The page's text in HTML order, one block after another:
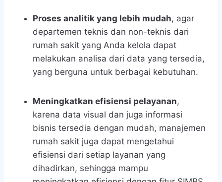
Proses analitik yang lebih mudah, agar
departemen teknis dan non-teknis dari
rumah sakit yang Anda kelola dapat
melakukan analisa dari data yang tersedia,
yang berguna untuk berbagai kebutuhan.
Meningkatkan efisiensi pelayanan,
karena data visual dan juga informasi
bisnis tersedia dengan mudah, manajemen
rumah sakit juga dapat mengetahui
efisiensi dari setiap layanan yang
dihadirkan, sehingga mampu